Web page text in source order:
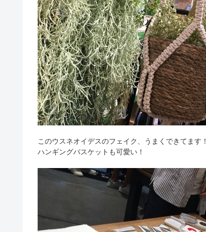
このウスネオイデスのフェイク、うまくできてます！
ハンギングバスケットも可愛い！